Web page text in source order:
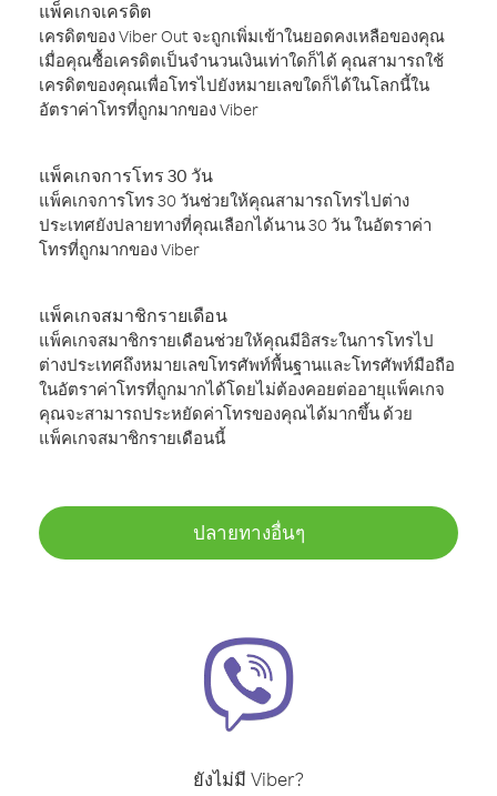
แพ็คเกจเครดิต
เครดิตของ Viber Out จะถูกเพิ่มเข้าในยอดคงเหลือของคุณ
เมื่อคุณซื้อเครดิตเป็นจำนวนเงินเท่าใดก็ได้ คุณสามารถใช้
เครดิตของคุณเพื่อโทรไปยังหมายเลขใดก็ได้ในโลกนี้ใน
อัตราค่าโทรที่ถูกมากของ Viber
แพ็คเกจการโทร 30 วัน
แพ็คเกจการโทร 30 วันช่วยให้คุณสามารถโทรไปต่าง
ประเทศยังปลายทางที่คุณเลือกได้นาน 30 วัน ในอัตราค่า
โทรที่ถูกมากของ Viber
แพ็คเกจสมาชิกรายเดือน
แพ็คเกจสมาชิกรายเดือนช่วยให้คุณมีอิสระในการโทรไป
ต่างประเทศถึงหมายเลขโทรศัพท์พื้นฐานและโทรศัพท์มือถือ
ในอัตราค่าโทรที่ถูกมากได้โดยไม่ต้องคอยต่ออายุแพ็คเกจ
คุณจะสามารถประหยัดค่าโทรของคุณได้มากขึ้น ด้วย
แพ็คเกจสมาชิกรายเดือนนี้
ปลายทางอื่นๆ
ยังไม่มี Viber?